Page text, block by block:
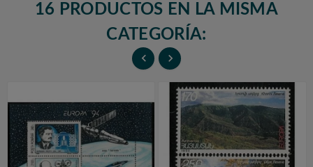
16 PRODUCTOS EN LA MISMA
CATEGORÍA:
 